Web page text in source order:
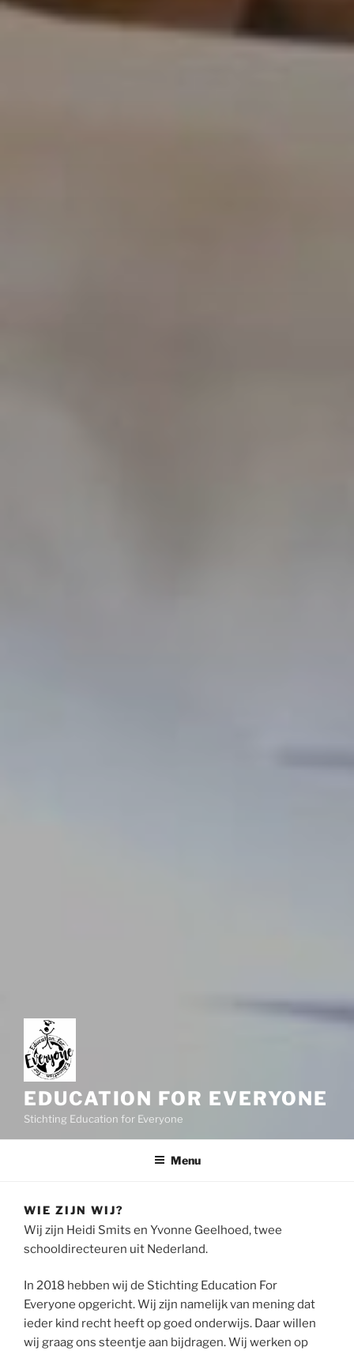
EDUCATION FOR EVERYONE
Stichting Education for Everyone
Menu
WIE ZIJN WIJ?
Wij zijn Heidi Smits en Yvonne Geelhoed, twee
schooldirecteuren uit Nederland.
In 2018 hebben wij de Stichting Education For
Everyone opgericht. Wij zijn namelijk van mening dat
ieder kind recht heeft op goed onderwijs. Daar willen
wij graag ons steentje aan bijdragen. Wij werken op